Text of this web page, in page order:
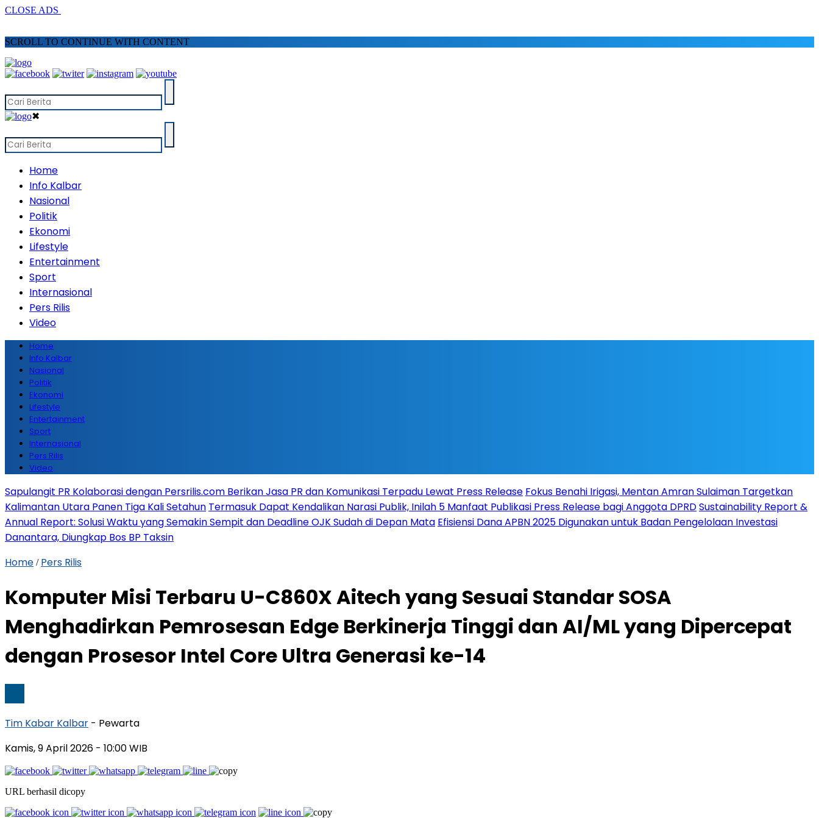
CLOSE ADS
SCROLL TO CONTINUE WITH CONTENT
✖
Home
Info Kalbar
Nasional
Politik
Ekonomi
Lifestyle
Entertainment
Sport
Internasional
Pers Rilis
Video
Home
Info Kalbar
Nasional
Politik
Ekonomi
Lifestyle
Entertainment
Sport
Internasional
Pers Rilis
Video
Sapulangit PR Kolaborasi dengan Persrilis.com Berikan Jasa PR dan Komunikasi Terpadu Lewat Press Release Fokus Benahi Irigasi, Mentan Amran Sulaiman Targetkan
Kalimantan Utara Panen Tiga Kali Setahun Termasuk Dapat Kendalikan Narasi Publik, Inilah 5 Manfaat Publikasi Press Release bagi Anggota DPRDSustainability Report &
Annual Report: Solusi Waktu yang Semakin Sempit dan Deadline OJK Sudah di Depan Mata Efisiensi Dana APBN 2025 Digunakan untuk Badan Pengelolaan Investasi
Danantara, Diungkap Bos BP Taksin
Home / Pers Rilis
Komputer Misi Terbaru U-C860X Aitech yang Sesuai Standar SOSA
Menghadirkan Pemrosesan Edge Berkinerja Tinggi dan AI/ML yang Dipercepat
dengan Prosesor Intel Core Ultra Generasi ke-14
Tim Kabar Kalbar - Pewarta
Kamis, 9 April 2026 - 10:00 WIB
URL berhasil dicopy